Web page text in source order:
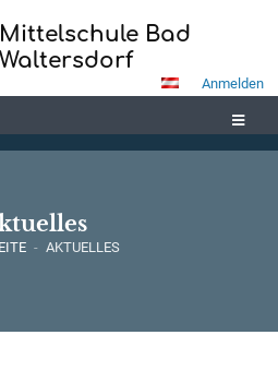
Mittelschule Bad
Waltersdorf
Anmelden
- AKTUELLES